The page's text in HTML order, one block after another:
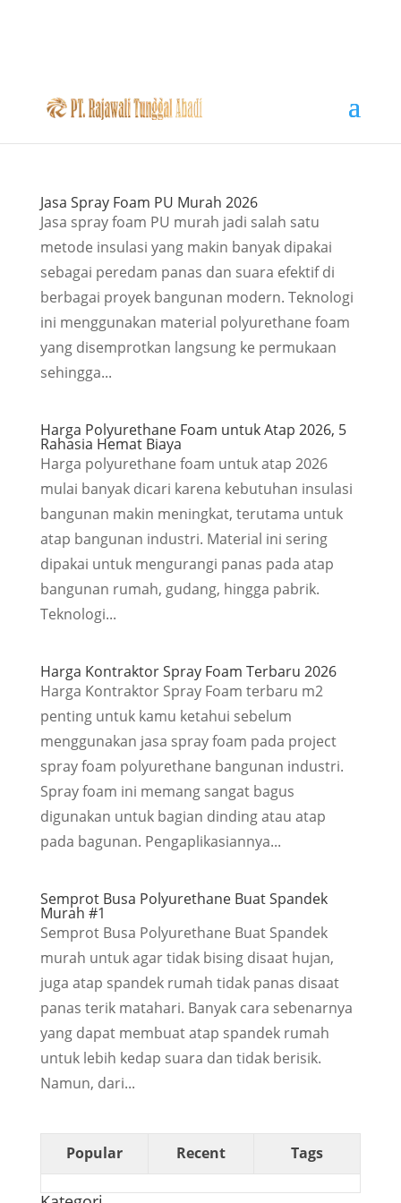
Jasa Spray Foam PU Murah 2026
Jasa spray foam PU murah jadi salah satu
metode insulasi yang makin banyak dipakai
sebagai peredam panas dan suara efektif di
berbagai proyek bangunan modern. Teknologi
ini menggunakan material polyurethane foam
yang disemprotkan langsung ke permukaan
sehingga...
Harga Polyurethane Foam untuk Atap 2026, 5
Rahasia Hemat Biaya
Harga polyurethane foam untuk atap 2026
mulai banyak dicari karena kebutuhan insulasi
bangunan makin meningkat, terutama untuk
atap bangunan industri. Material ini sering
dipakai untuk mengurangi panas pada atap
bangunan rumah, gudang, hingga pabrik.
Teknologi...
Harga Kontraktor Spray Foam Terbaru 2026
Harga Kontraktor Spray Foam terbaru m2
penting untuk kamu ketahui sebelum
menggunakan jasa spray foam pada project
spray foam polyurethane bangunan industri.
Spray foam ini memang sangat bagus
digunakan untuk bagian dinding atau atap
pada bagunan. Pengaplikasiannya...
Semprot Busa Polyurethane Buat Spandek
Murah #1
Semprot Busa Polyurethane Buat Spandek
murah untuk agar tidak bising disaat hujan,
juga atap spandek rumah tidak panas disaat
panas terik matahari. Banyak cara sebenarnya
yang dapat membuat atap spandek rumah
untuk lebih kedap suara dan tidak berisik.
Namun, dari...
Popular Recent Tags